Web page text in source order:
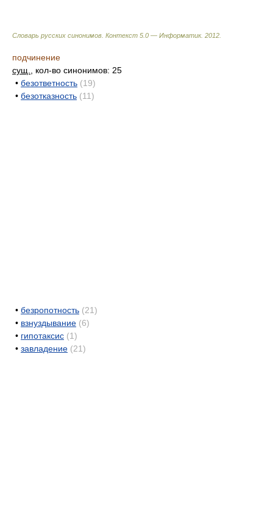
Словарь русских синонимов. Контекст 5.0 — Информатик. 2012
подчинение
сущ.
, кол-во синонимов: 25
• безответность (19)
• безотказность (11)
• безропотность (21)
• взнуздывание (6)
• гипотаксис (1)
• завладение (21)